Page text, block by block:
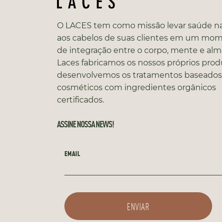
O LACES tem como missão levar saúde
aos cabelos de suas clientes em um
de integração entre o corpo, mente e
Laces fabricamos os nossos próprios
desenvolvemos os tratamentos
cosméticos com ingredientes orgânicos
certificados.
ASSINE NOSSA NEWS!
EMAIL